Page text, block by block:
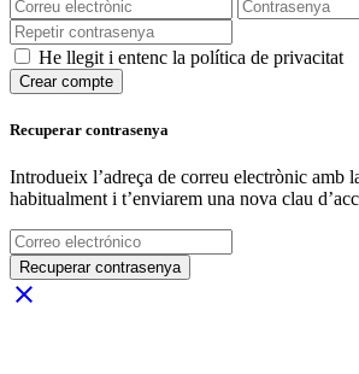
He llegit i entenc la política de privacitat
Crear compte
Recuperar contrasenya
Introdueix l’adreça de correu electrònic amb
habitualment i t’enviarem una nova clau
Recuperar contrasenya
close